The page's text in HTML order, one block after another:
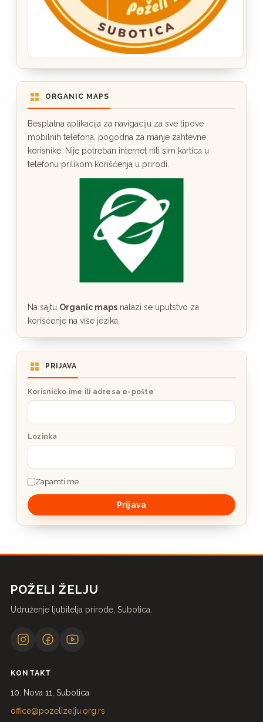
ORGANIC MAPS
Besplatna aplikacija za navigaciju za sve tipove
mobilnih telefona, pogodna za manje zahtevne
korisnike. Nije potreban internet niti sim kartica u
telefonu prilikom korišćenja u prirodi.
Na sajtu Organic maps nalazi se uputstvo za
korišćenje na više jezika.
PRIJAVA
Korisničko ime ili adresa e-pošte
Lozinka
Zapamti me
POŽELI ŽELJU
Udruženje ljubitelja prirode, Subotica.
KONTAKT
10. Nova 11, Subotica
office@pozelizelju.org.rs